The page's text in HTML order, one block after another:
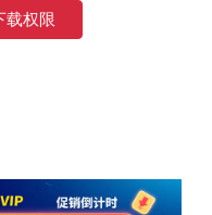
载权限